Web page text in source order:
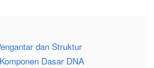
dan Struktur
Dasar DNA